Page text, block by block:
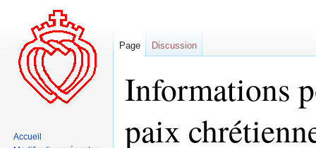
Informations
paix
Page Discussion
Accueil